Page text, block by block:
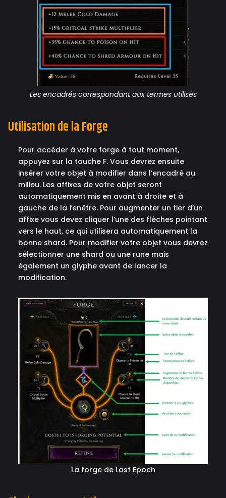
Les encadrés correspondant aux termes utilisés
Utilisation de la Forge
Pour accéder à votre forge à tout moment,
appuyez sur la touche F. Vous devrez ensuite
insérer votre objet à modifier dans l’encadré au
milieu. Les affixes de votre objet seront
automatiquement mis en avant à droite et à
gauche de la fenêtre. Pour augmenter un tier d’un
affixe vous devez cliquer l’une des flèches pointant
vers le haut, ce qui utilisera automatiquement la
bonne shard. Pour modifier votre objet vous devrez
sélectionner une shard ou une rune mais
également un glyphe avant de lancer la
modification.
La forge de Last Epoch